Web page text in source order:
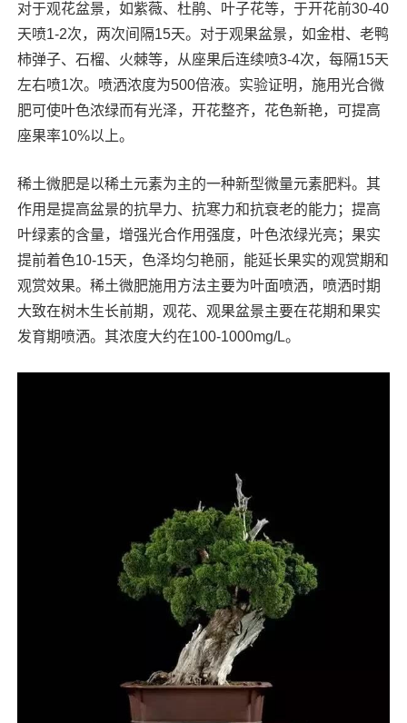
对于观花盆景，如紫薇、杜鹃、叶子花等，于开花前30-40
天喷1-2次，两次间隔15天。对于观果盆景，如金柑、老鸭
柿弹子、石榴、火棘等，从座果后连续喷3-4次，每隔15天
左右喷1次。喷洒浓度为500倍液。实验证明，施用光合微
肥可使叶色浓绿而有光泽，开花整齐，花色新艳，可提高
座果率10%以上。
稀土微肥是以稀土元素为主的一种新型微量元素肥料。其
作用是提高盆景的抗旱力、抗寒力和抗衰老的能力；提高
叶绿素的含量，增强光合作用强度，叶色浓绿光亮；果实
提前着色10-15天，色泽均匀艳丽，能延长果实的观赏期和
观赏效果。稀土微肥施用方法主要为叶面喷洒，喷洒时期
大致在树木生长前期，观花、观果盆景主要在花期和果实
发育期喷洒。其浓度大约在100-1000mg/L。